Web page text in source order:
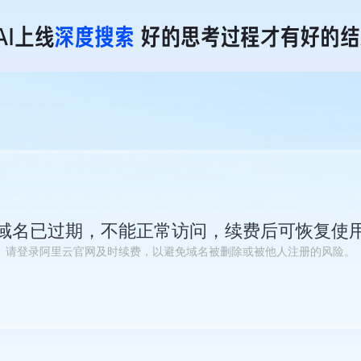
名已过期，不能正常访问，续费后可恢复使
请登录阿里云官网及时续费，以避免域名被删除或被他人注册的风险。